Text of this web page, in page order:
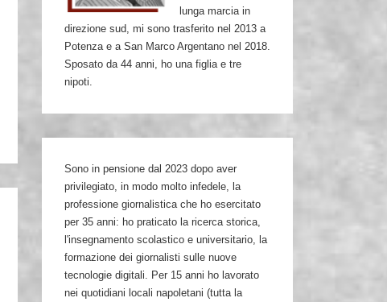
lunga marcia in
direzione sud, mi sono trasferito nel 2013 a
Potenza e a San Marco Argentano nel 2018.
Sposato da 44 anni, ho una figlia e tre
nipoti.
Sono in pensione dal 2023 dopo aver
privilegiato, in modo molto infedele, la
professione giornalistica che ho esercitato
per 35 anni: ho praticato la ricerca storica,
l'insegnamento scolastico e universitario, la
formazione dei giornalisti sulle nuove
tecnologie digitali. Per 15 anni ho lavorato
nei quotidiani locali napoletani (tutta la